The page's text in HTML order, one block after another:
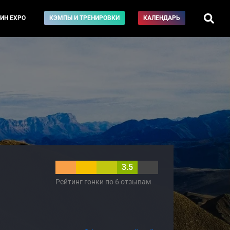
EXPO КЭМПЫ И ТРЕНИРОВКИ КАЛЕНДАРЬ
3.5
Рейтинг гонки по 6 отзывам